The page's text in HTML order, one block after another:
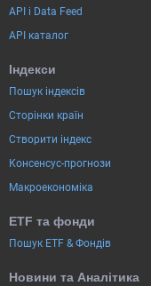
API і Data Feed
API каталог
Індекси
Пошук індексів
Сторінки країн
Створити індекс
Консенсус-прогнози
Макроекономіка
ETF та фонди
Пошук ETF & Фондів
Новини та Аналітика